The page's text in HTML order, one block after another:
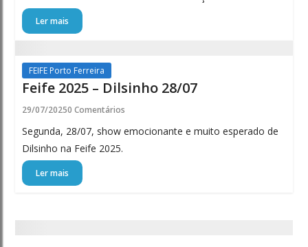
Ler mais
FEIFE Porto Ferreira
Feife 2025 – Dilsinho 28/07
29/07/20250 Comentários
Segunda, 28/07, show emocionante e muito esperado de
Dilsinho na Feife 2025.
Ler mais